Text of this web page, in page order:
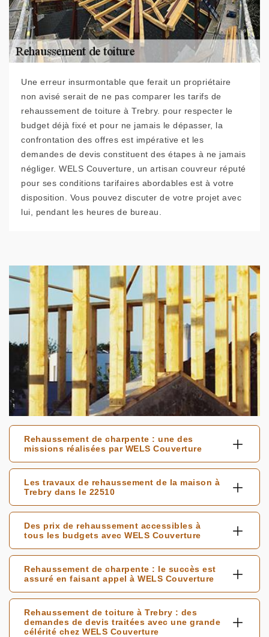
Une erreur insurmontable que ferait un propriétaire
non avisé serait de ne pas comparer les tarifs de
rehaussement de toiture à Trebry. pour respecter le
budget déjà fixé et pour ne jamais le dépasser, la
confrontation des offres est impérative et les
demandes de devis constituent des étapes à ne jamais
négliger. WELS Couverture, un artisan couvreur réputé
pour ses conditions tarifaires abordables est à votre
disposition. Vous pouvez discuter de votre projet avec
lui, pendant les heures de bureau.
Rehaussement de charpente : une des
missions réalisées par WELS Couverture
Les travaux de rehaussement de la maison à
Trebry dans le 22510
Des prix de rehaussement accessibles à
tous les budgets avec WELS Couverture
Rehaussement de charpente : le succès est
assuré en faisant appel à WELS Couverture
Rehaussement de toiture à Trebry : des
demandes de devis traitées avec une grande
célérité chez WELS Couverture